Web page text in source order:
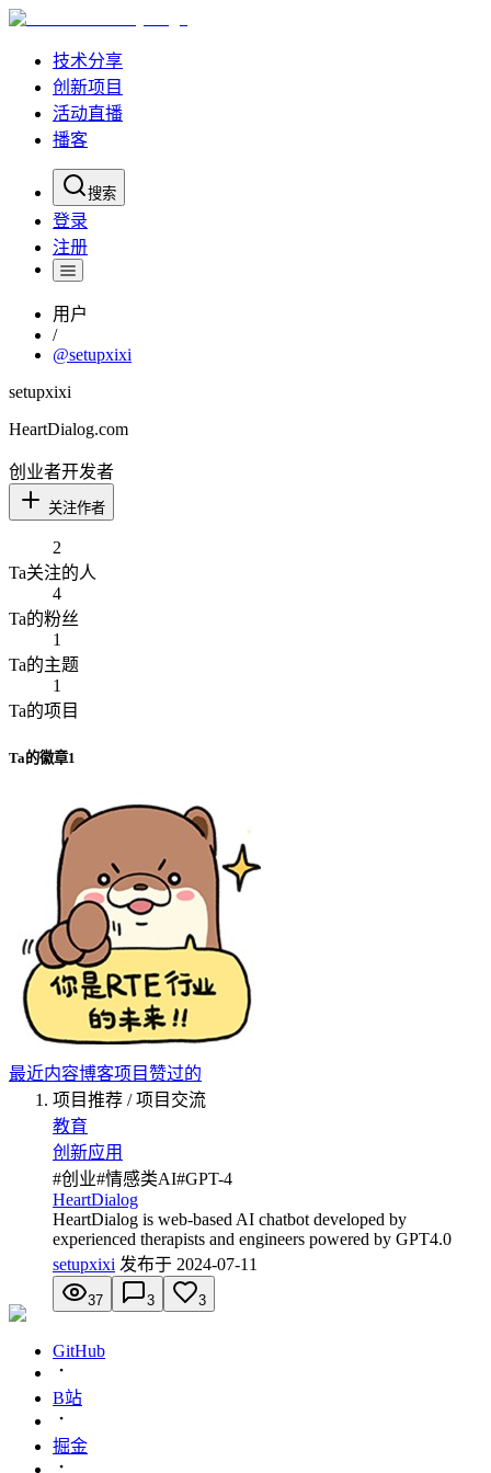
技术分享
创新项目
活动直播
播客
搜索
登录
注册
用户
/
@setupxixi
setupxixi
HeartDialog.com
创业者开发者
关注作者
2
Ta关注的人
4
Ta的粉丝
1
Ta的主题
1
Ta的项目
Ta的徽章1
最近内容博客项目赞过的
项目推荐 / 项目交流
教育
创新应用
#创业#情感类AI#GPT-4
HeartDialog
HeartDialog is web-based AI chatbot developed by
experienced therapists and engineers powered by GPT4.0
setupxixi 发布于 2024-07-11
37 3 3
GitHub
B站
掘金